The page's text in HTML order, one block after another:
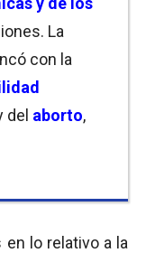
La
con la
del aborto,
lo relativo a la